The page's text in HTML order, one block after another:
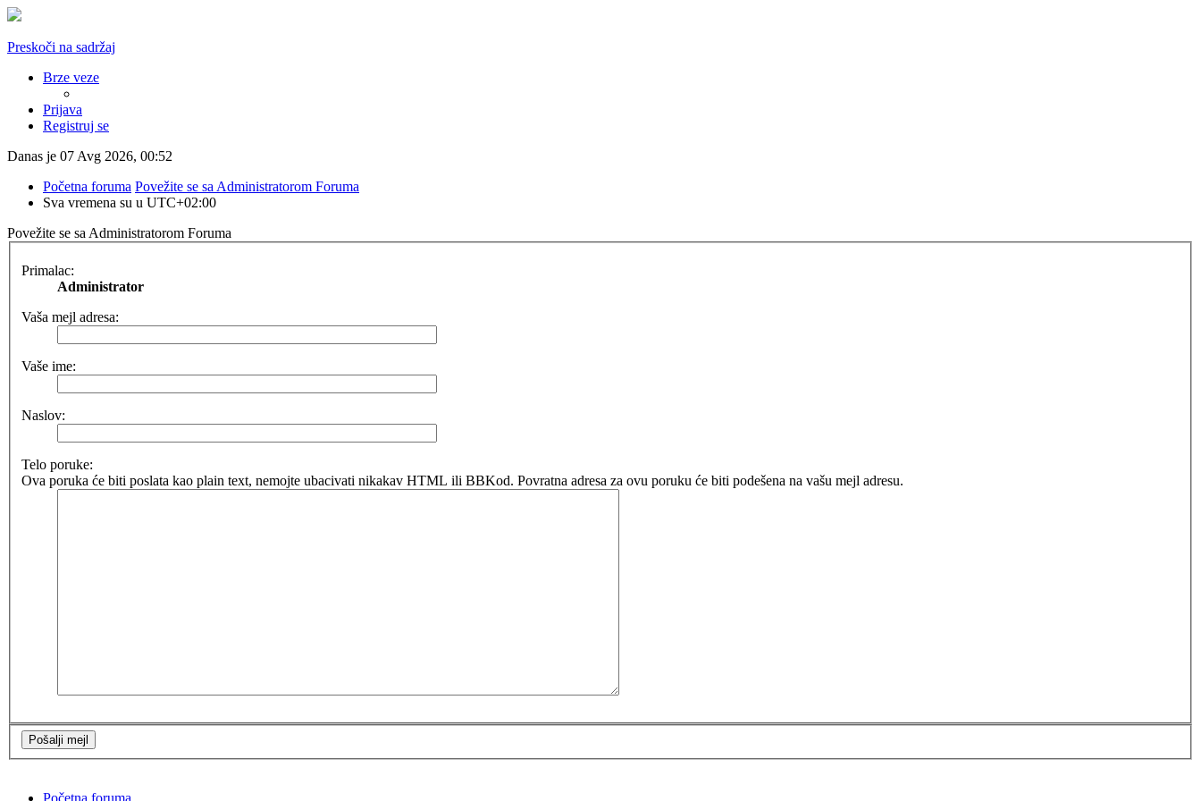
Preskoči na sadržaj
Brze veze
Prijava
Registruj se
Danas je 07 Avg 2026, 00:52
Početna foruma Povežite se sa Administratorom Foruma
Sva vremena su u UTC+02:00
Povežite se sa Administratorom Foruma
Primalac:
Administrator
Vaša mejl adresa:
Vaše ime:
Naslov:
Telo poruke:
Ova poruka će biti poslata kao plain text, nemojte ubacivati nikakav HTML ili BBKod. Povratna adresa za ovu poruku će biti podešena na vašu mejl adresu.